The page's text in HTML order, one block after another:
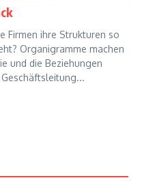
Firmen ihre Strukturen so
Organigramme machen
und die Beziehungen